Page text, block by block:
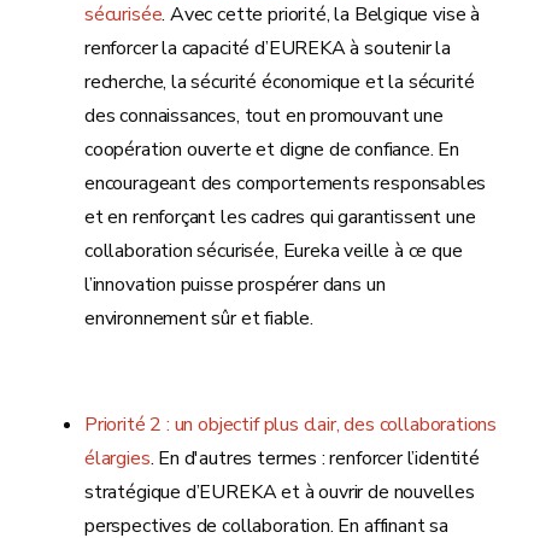
sécurisée. Avec cette priorité, la Belgique vise à
renforcer la capacité d’EUREKA à soutenir la
recherche, la sécurité économique et la sécurité
des connaissances, tout en promouvant une
coopération ouverte et digne de confiance. En
encourageant des comportements responsables
et en renforçant les cadres qui garantissent une
collaboration sécurisée, Eureka veille à ce que
l’innovation puisse prospérer dans un
environnement sûr et fiable.
Priorité 2 : un objectif plus clair, des collaborations
élargies. En d'autres termes : renforcer l’identité
stratégique d’EUREKA et à ouvrir de nouvelles
perspectives de collaboration. En affinant sa